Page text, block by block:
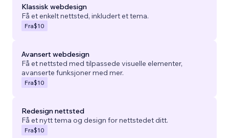
Klassisk webdesign
Få et enkelt nettsted, inkludert et tema.
Fra$10
Avansert webdesign
Få et nettsted med tilpassede visuelle elementer,
avanserte funksjoner med mer.
Fra$10
Redesign nettsted
Få et nytt tema og design for nettstedet ditt.
Fra$10